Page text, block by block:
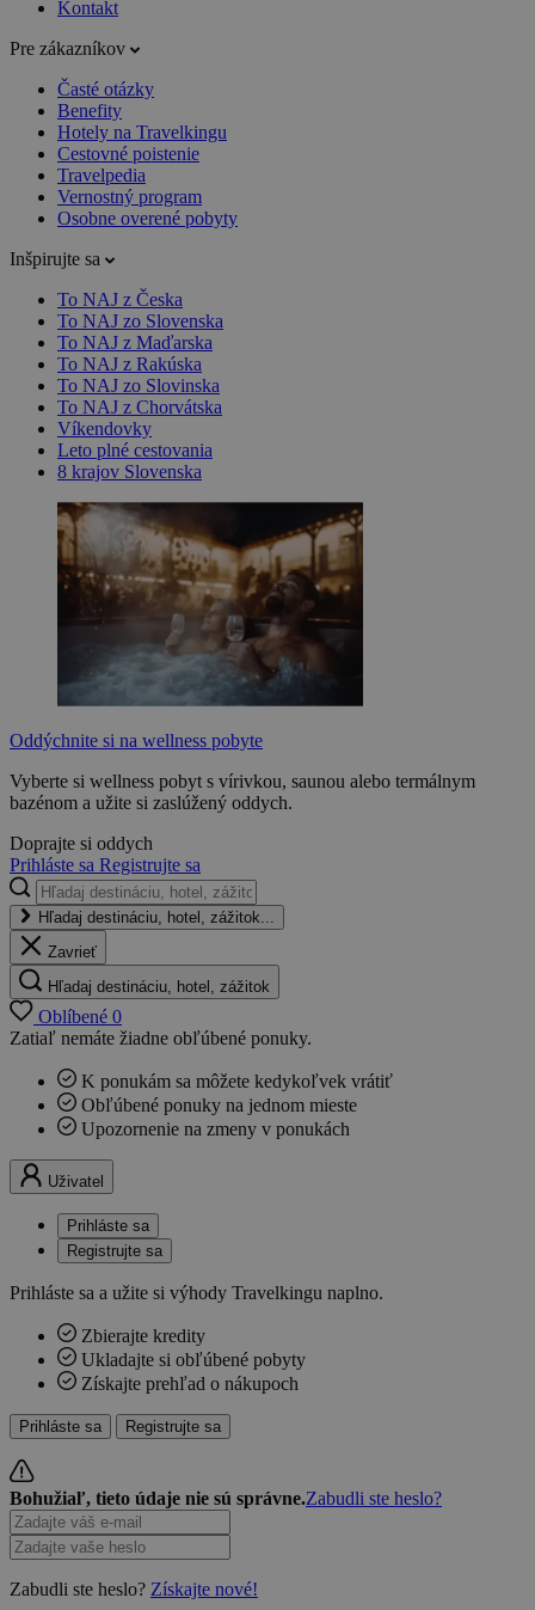
Kontakt
Pre zákazníkov
Časté otázky
Benefity
Hotely na Travelkingu
Cestovné poistenie
Travelpedia
Vernostný program
Osobne overené pobyty
Inšpirujte sa
To NAJ z Česka
To NAJ zo Slovenska
To NAJ z Maďarska
To NAJ z Rakúska
To NAJ zo Slovinska
To NAJ z Chorvátska
Víkendovky
Leto plné cestovania
8 krajov Slovenska
Oddýchnite si na wellness pobyte
Vyberte si wellness pobyt s vírivkou, saunou alebo termálnym
bazénom a užite si zaslúžený oddych.
Doprajte si oddych
Prihláste sa Registrujte sa
Hľadaj destináciu, hotel, zážitok...
Zavrieť
Hľadaj destináciu, hotel, zážitok
Oblíbené 0
Zatiaľ nemáte žiadne obľúbené ponuky.
K ponukám sa môžete kedykoľvek vrátiť
Obľúbené ponuky na jednom mieste
Upozornenie na zmeny v ponukách
Uživatel
Prihláste sa
Registrujte sa
Prihláste sa a užite si výhody Travelkingu naplno.
Zbierajte kredity
Ukladajte si obľúbené pobyty
Získajte prehľad o nákupoch
Prihláste sa Registrujte sa
Bohužiaľ, tieto údaje nie sú správne.Zabudli ste heslo?
Zabudli ste heslo? Získajte nové!